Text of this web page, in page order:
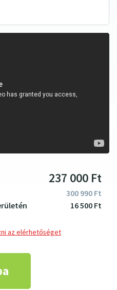
az elérhetőséget
237 000 Ft
300990Ft
16500Ft